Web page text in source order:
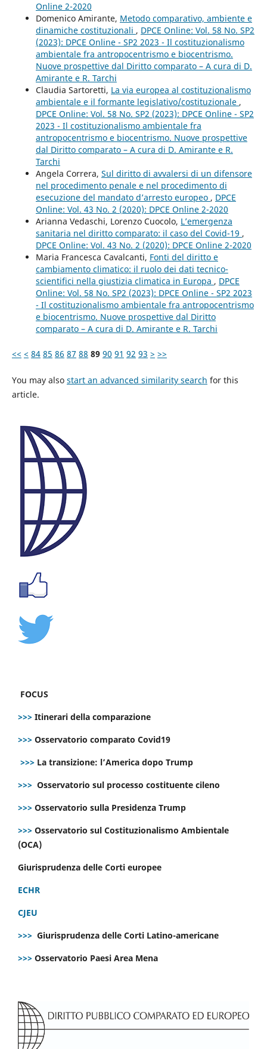
Online 2-2020
Domenico Amirante, Metodo comparativo, ambiente e
dinamiche costituzionali , DPCE Online: Vol. 58 No. SP2
(2023): DPCE Online - SP2 2023 - Il costituzionalismo
ambientale fra antropocentrismo e biocentrismo.
Nuove prospettive dal Diritto comparato – A cura di D.
Amirante e R. Tarchi
Claudia Sartoretti, La via europea al costituzionalismo
ambientale e il formante legislativo/costituzionale ,
DPCE Online: Vol. 58 No. SP2 (2023): DPCE Online - SP2
2023 - Il costituzionalismo ambientale fra
antropocentrismo e biocentrismo. Nuove prospettive
dal Diritto comparato – A cura di D. Amirante e R.
Tarchi
Angela Correra, Sul diritto di avvalersi di un difensore
nel procedimento penale e nel procedimento di
esecuzione del mandato d’arresto europeo , DPCE
Online: Vol. 43 No. 2 (2020): DPCE Online 2-2020
Arianna Vedaschi, Lorenzo Cuocolo, L’emergenza
sanitaria nel diritto comparato: il caso del Covid-19 ,
DPCE Online: Vol. 43 No. 2 (2020): DPCE Online 2-2020
Maria Francesca Cavalcanti, Fonti del diritto e
cambiamento climatico: il ruolo dei dati tecnico-
scientifici nella giustizia climatica in Europa , DPCE
Online: Vol. 58 No. SP2 (2023): DPCE Online - SP2 2023
- Il costituzionalismo ambientale fra antropocentrismo
e biocentrismo. Nuove prospettive dal Diritto
comparato – A cura di D. Amirante e R. Tarchi
<< < 84 85 86 87 88 89 90 91 92 93 > >>
You may also start an advanced similarity search for this
article.
FOCUS
>>> Itinerari della comparazione
>>> Osservatorio comparato Covid19
>>> La transizione: l’America dopo Trump
>>> Osservatorio sul processo costituente cileno
>>> Osservatorio sulla Presidenza Trump
>>> Osservatorio sul Costituzionalismo Ambientale
(OCA)
Giurisprudenza delle Corti europee
ECHR
CJEU
>>> Giurisprudenza delle Corti Latino-americane
>>> Osservatorio Paesi Area Mena